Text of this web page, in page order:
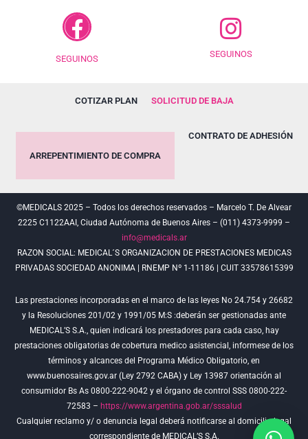
SEGUINOS SEGUINOS
COTIZAR PLAN SOLICITUD DE BAJA
ARREPENTIMIENTO DE COMPRA
CONTRATO DE ADHESIÓN
©MEDICALS 2025 – Todos los derechos reservados – Marcelo T. De Alvear
2225 C1122AAI, Ciudad Autónoma de Buenos Aires – (011) 4373-9999 –
info@medicals.ar
RAZON SOCIAL: MEDICAL´S ORGANIZACION DE PRESTACIONES MEDICAS
PRIVADAS SOCIEDAD ANONIMA | RNEMP Nº 1-11186 | CUIT 33578615399
Las prestaciones incorporadas en el marco de las leyes No 24.754 y 26682
y la Resoluciones 201/02 y 1991/05 M:S :deberán ser gestionadas ante
MEDICAL’S S.A., quien indicará los prestadores para cada caso, hay
prestaciones obligatorias de cobertura medico asistencial, informese de los
términos y alcances del Programa Médico Obligatorio, en
www.buenosaires.gov.ar (Ley 2792 CABA) y Ley 13987 orientación al
consumidor Bs As 0800-222-9042 y el órgano de control SSS 0800-222-
72583 – https://www.argentina.gob.ar/sssalud
Cualquier reclamo y/ o denuncia legal deberá notificarse al domicilio legal
correspondiente de MEDICAL’S S.A.